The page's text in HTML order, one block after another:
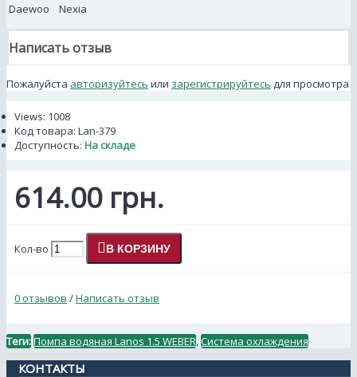
Daewoo
Nexia
Написать отзыв
Пожалуйста авторизуйтесь или зарегистрируйтесь для просмотра
Views: 1008
Код товара: Lan-379
Доступность: На складе
614.00 грн.
Кол-во В КОРЗИНУ
0 отзывов /Написать отзыв
Теги:Помпа водяная Lanos 1.5 WEBER Система охлаждения
КОНТАКТЫ